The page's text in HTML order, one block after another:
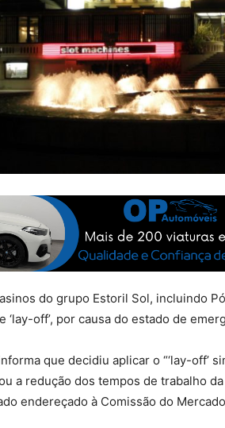
do grupo Estoril Sol, incluindo
‘lay-off’, por causa do estado de
que decidiu aplicar o “‘lay-off’
a redução dos tempos de trabalho
endereçado à Comissão do